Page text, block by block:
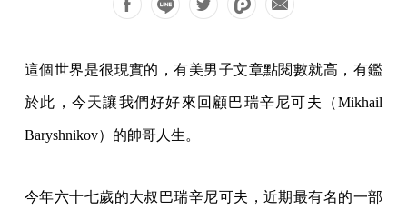
這個世界是很現實的，有美男子文章點閱數就高，有鑑
於此，今天讓我們好好來回顧巴瑞辛尼可夫（Mikhail
Baryshnikov）的帥哥人生。
今年六十七歲的大叔巴瑞辛尼可夫，近期最有名的一部